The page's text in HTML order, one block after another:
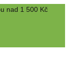
nad 1 500 Kč